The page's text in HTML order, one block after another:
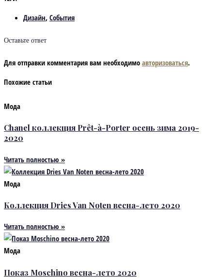
Дизайн, События
Оставьте ответ
Для отправки комментария вам необходимо авторизоваться.
Похожие статьи
Мода
Chanel коллекция Prêt-à-Porter осень зима 2019-
2020
Читать полностью »
Мода
Коллекция Dries Van Noten весна-лето 2020
Читать полностью »
Мода
Показ Moschino весна-лето 2020